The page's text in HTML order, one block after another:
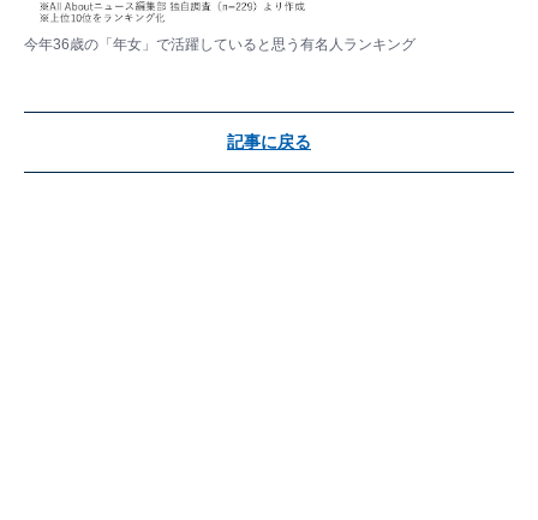
今年36歳の「年女」で活躍していると思う有名人ランキング
記事に戻る